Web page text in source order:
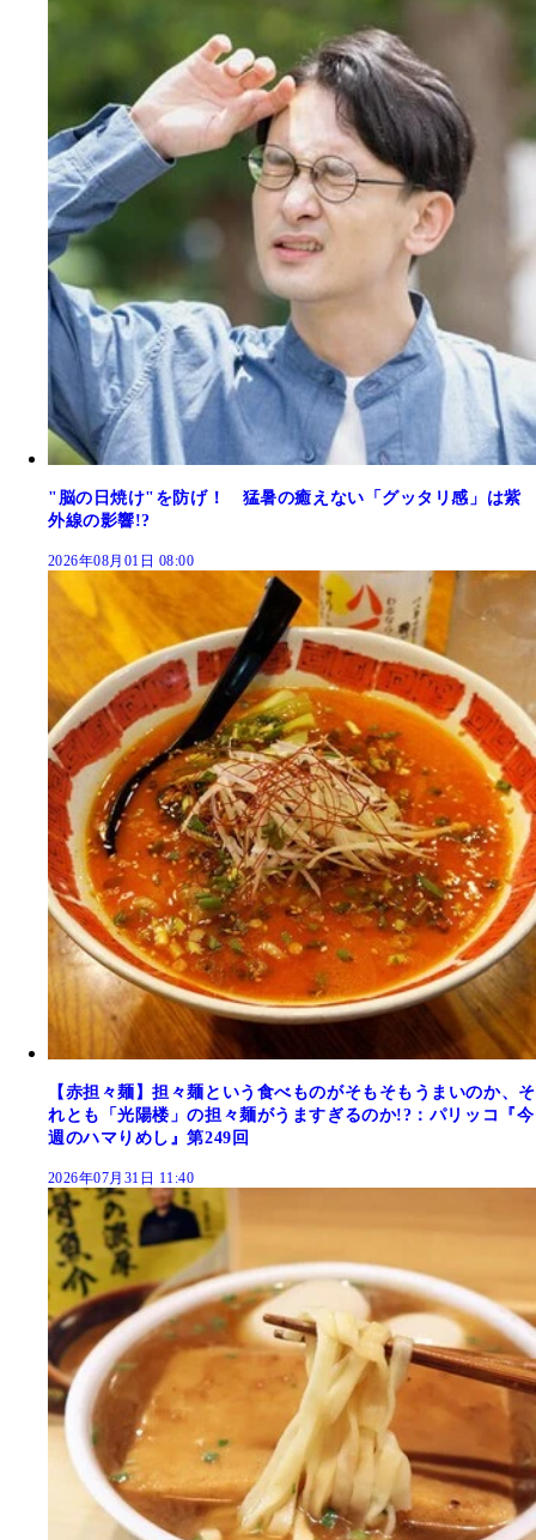
"脳の日焼け"を防げ！ 猛暑の癒えない「グッタリ感」は紫
外線の影響!?
2026年08月01日 08:00
【赤担々麺】担々麺という食べものがそもそもうまいのか、そ
れとも「光陽楼」の担々麺がうますぎるのか!?：パリッコ『今
週のハマりめし』第249回
2026年07月31日 11:40